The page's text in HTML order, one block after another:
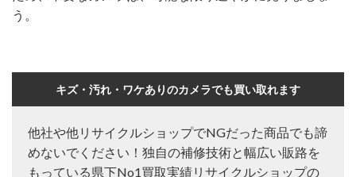
う。
キズ・汚れ・ワケありのカメラでも買い取れます
他社や他リサイクルショップでNGだった商品でも諦
めないでください！独自の補修技術と幅広い販路を
もっている県下No1買取実績リサイクルショップの